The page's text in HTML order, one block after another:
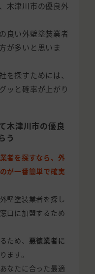
木津川市の優良外
良い外壁塗装業者
が多いと思いま
を探すためには、
ッと確率が上がり
木津川市の優良
う
者を探すなら、外
が一番簡単で確実
壁塗装業者を探し
口に加盟するため
ため、 悪徳業者に
ます。
なたに合った最適